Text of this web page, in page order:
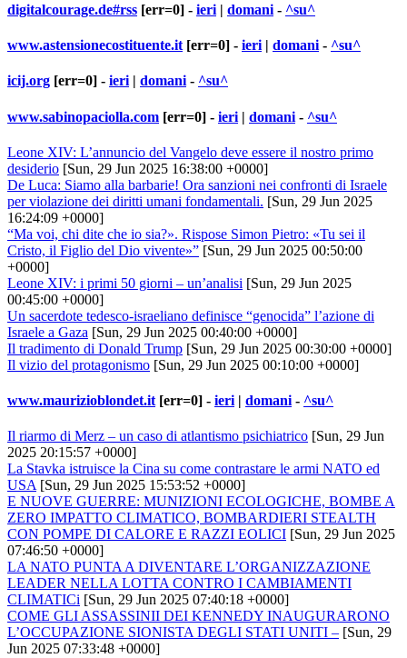
digitalcourage.de#rss [err=0] - ieri | domani - ^su^
www.astensionecostituente.it [err=0] - ieri | domani - ^su^
icij.org [err=0] - ieri | domani - ^su^
www.sabinopaciolla.com [err=0] - ieri | domani - ^su^
Leone XIV: L’annuncio del Vangelo deve essere il nostro primo
desiderio [Sun, 29 Jun 2025 16:38:00 +0000]
De Luca: Siamo alla barbarie! Ora sanzioni nei confronti di Israele
per violazione dei diritti umani fondamentali. [Sun, 29 Jun 2025
16:24:09 +0000]
“Ma voi, chi dite che io sia?». Rispose Simon Pietro: «Tu sei il
Cristo, il Figlio del Dio vivente»” [Sun, 29 Jun 2025 00:50:00
+0000]
Leone XIV: i primi 50 giorni – un’analisi [Sun, 29 Jun 2025
00:45:00 +0000]
Un sacerdote tedesco-israeliano definisce “genocida” l’azione di
Israele a Gaza [Sun, 29 Jun 2025 00:40:00 +0000]
Il tradimento di Donald Trump [Sun, 29 Jun 2025 00:30:00 +0000]
Il vizio del protagonismo [Sun, 29 Jun 2025 00:10:00 +0000]
www.maurizioblondet.it [err=0] - ieri | domani - ^su^
Il riarmo di Merz – un caso di atlantismo psichiatrico [Sun, 29 Jun
2025 20:15:57 +0000]
La Stavka istruisce la Cina su come contrastare le armi NATO ed
USA [Sun, 29 Jun 2025 15:53:52 +0000]
E NUOVE GUERRE: MUNIZIONI ECOLOGICHE, BOMBE A
ZERO IMPATTO CLIMATICO, BOMBARDIERI STEALTH
CON POMPE DI CALORE E RAZZI EOLICI [Sun, 29 Jun 2025
07:46:50 +0000]
LA NATO PUNTA A DIVENTARE L’ORGANIZZAZIONE
LEADER NELLA LOTTA CONTRO I CAMBIAMENTI
CLIMATICi [Sun, 29 Jun 2025 07:40:18 +0000]
COME GLI ASSASSINII DEI KENNEDY INAUGURARONO
L’OCCUPAZIONE SIONISTA DEGLI STATI UNITI – [Sun, 29
Jun 2025 07:33:48 +0000]